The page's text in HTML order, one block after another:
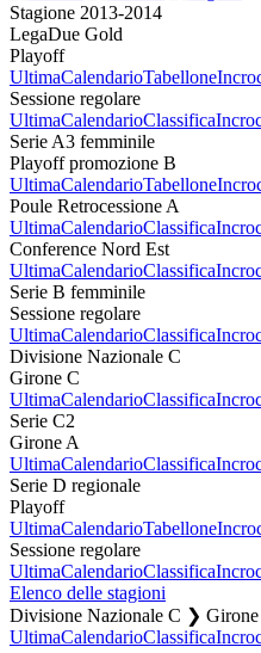
Stagione 2013-2014
LegaDue Gold
Playoff
UltimaCalendarioTabellone
Sessione regolare
UltimaCalendarioClassifica
Serie A3 femminile
Playoff promozione B
UltimaCalendarioTabellone
Poule Retrocessione A
UltimaCalendarioClassifica
Conference Nord Est
UltimaCalendarioClassifica
Serie B femminile
Sessione regolare
UltimaCalendarioClassifica
Divisione Nazionale C
Girone C
UltimaCalendarioClassifica
Serie C2
Girone A
UltimaCalendarioClassifica
Serie D regionale
Playoff
UltimaCalendarioTabellone
Sessione regolare
UltimaCalendarioClassifica
Elenco delle stagioni
Divisione Nazionale C ❯ Girone
UltimaCalendarioClassifica